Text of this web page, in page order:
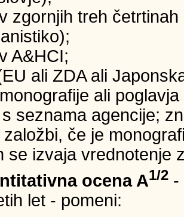
zgornjih treh
A&HCI;
ali ZDA ali
ali
seznama agencije;
založbi, če je
se izvaja vrednotenje
ocena A1/2 -
let - pomeni: